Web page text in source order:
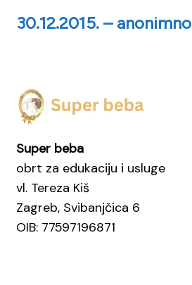
30.12.2015. – anonimno
Super beba
obrt za edukaciju i usluge
vl. Tereza Kiš
Zagreb, Svibanjčica 6
OIB: 77597196871